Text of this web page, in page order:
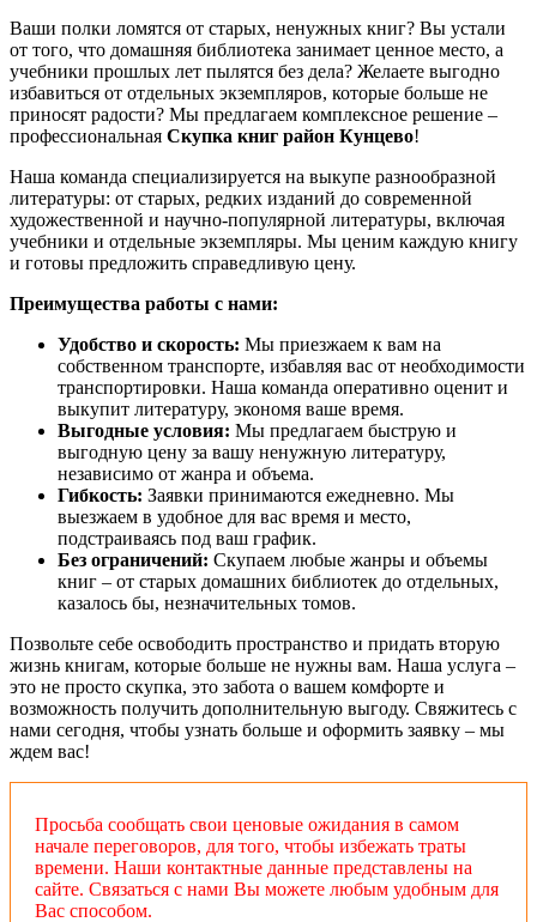
Ваши полки ломятся от старых, ненужных книг? Вы устали
от того, что домашняя библиотека занимает ценное место, а
учебники прошлых лет пылятся без дела? Желаете выгодно
избавиться от отдельных экземпляров, которые больше не
приносят радости? Мы предлагаем комплексное решение –
профессиональная Скупка книг район Кунцево!
Наша команда специализируется на выкупе разнообразной
литературы: от старых, редких изданий до современной
художественной и научно-популярной литературы, включая
учебники и отдельные экземпляры. Мы ценим каждую книгу
и готовы предложить справедливую цену.
Преимущества работы с нами:
Удобство и скорость: Мы приезжаем к вам на
собственном транспорте, избавляя вас от необходимости
транспортировки. Наша команда оперативно оценит и
выкупит литературу, экономя ваше время.
Выгодные условия: Мы предлагаем быструю и
выгодную цену за вашу ненужную литературу,
независимо от жанра и объема.
Гибкость: Заявки принимаются ежедневно. Мы
выезжаем в удобное для вас время и место,
подстраиваясь под ваш график.
Без ограничений: Скупаем любые жанры и объемы
книг – от старых домашних библиотек до отдельных,
казалось бы, незначительных томов.
Позвольте себе освободить пространство и придать вторую
жизнь книгам, которые больше не нужны вам. Наша услуга –
это не просто скупка, это забота о вашем комфорте и
возможность получить дополнительную выгоду. Свяжитесь с
нами сегодня, чтобы узнать больше и оформить заявку – мы
ждем вас!
Просьба сообщать свои ценовые ожидания в самом
начале переговоров, для того, чтобы избежать траты
времени. Наши контактные данные представлены на
сайте. Связаться с нами Вы можете любым удобным для
Вас способом.